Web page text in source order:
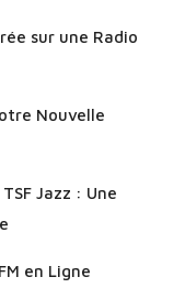
sur une Radio
Nouvelle
Jazz : Une
en Ligne